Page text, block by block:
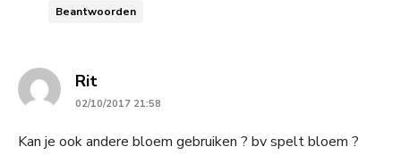
Beantwoorden
Ritsays:
02/10/2017 21:58
Kan je ook andere bloem gebruiken ? bv spelt bloem ?